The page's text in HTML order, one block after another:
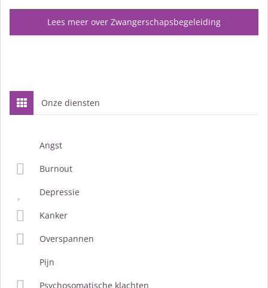
Lees meer over Zwangerschapsbegeleiding
Onze diensten
Angst
Burnout
Depressie
Kanker
Overspannen
Pijn
Psychosomatische klachten